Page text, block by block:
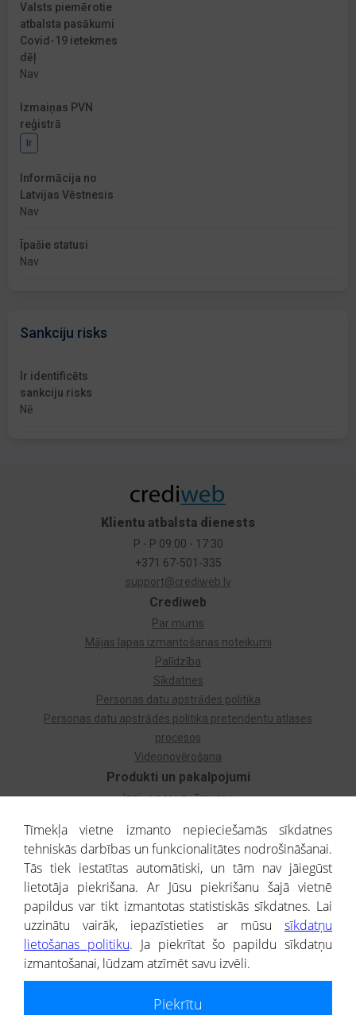
Valsts piemērotie
atbalsta pasākumi
Covid-19 ietekmes
dēļ
Nav
Izmaiņas PVN
reģistrā
Ir
Informācija no
Latvijas Vēstnesis
Nav
Īpašie statusi
Nav
Sankciju risks
Ir identificēts
sankciju risks
Nē
Produkti un pakalpojumi
Izziņa par uzņēmumu
Dzimtas koks
Uzņēmumu atlase
Monitorings
Kredītizziņa par ārvalstu uzņēmumiem
Crediweb
Par mums
Mājas lapas izmantošanas noteikumi
Palīdzība
Sīkdatnes
Personas datu apstrādes politika
Personas datu apstrādes politika pretendentu atlases
procesos
Videonovērošana
Klientu atbalsta dienests
P - P 09:00 - 17:30
+371 67-501-335
support@crediweb.lv
® CREDITREFORM Latvija
SIA
Tīmekļa vietne izmanto nepieciešamās sīkdatnes
tehniskās darbības un funkcionalitātes nodrošināšanai.
Tās tiek iestatītas automātiski, un tām nav jāiegūst
lietotāja piekrišana. Ar Jūsu piekrišanu šajā vietnē
papildus var tikt izmantotas statistiskās sīkdatnes. Lai
uzzinātu vairāk, iepazīstieties ar mūsu sīkdatņu
lietošanas politiku. Ja piekrītat šo papildu sīkdatņu
izmantošanai, lūdzam atzīmēt savu izvēli.
Piekrītu